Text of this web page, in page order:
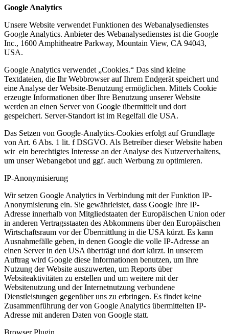
Google Analytics
Unsere Website verwendet Funktionen des Webanalysedienstes
Google Analytics. Anbieter des Webanalysedienstes ist die Google
Inc., 1600 Amphitheatre Parkway, Mountain View, CA 94043,
USA.
Google Analytics verwendet „Cookies.“ Das sind kleine
Textdateien, die Ihr Webbrowser auf Ihrem Endgerät speichert und
eine Analyse der Website-Benutzung ermöglichen. Mittels Cookie
erzeugte Informationen über Ihre Benutzung unserer Website
werden an einen Server von Google übermittelt und dort
gespeichert. Server-Standort ist im Regelfall die USA.
Das Setzen von Google-Analytics-Cookies erfolgt auf Grundlage
von Art. 6 Abs. 1 lit. f DSGVO. Als Betreiber dieser Website haben
wir ein berechtigtes Interesse an der Analyse des Nutzerverhaltens,
um unser Webangebot und ggf. auch Werbung zu optimieren.
IP-Anonymisierung
Wir setzen Google Analytics in Verbindung mit der Funktion IP-
Anonymisierung ein. Sie gewährleistet, dass Google Ihre IP-
Adresse innerhalb von Mitgliedstaaten der Europäischen Union oder
in anderen Vertragsstaaten des Abkommens über den Europäischen
Wirtschaftsraum vor der Übermittlung in die USA kürzt. Es kann
Ausnahmefälle geben, in denen Google die volle IP-Adresse an
einen Server in den USA überträgt und dort kürzt. In unserem
Auftrag wird Google diese Informationen benutzen, um Ihre
Nutzung der Website auszuwerten, um Reports über
Websiteaktivitäten zu erstellen und um weitere mit der
Websitenutzung und der Internetnutzung verbundene
Dienstleistungen gegenüber uns zu erbringen. Es findet keine
Zusammenführung der von Google Analytics übermittelten IP-
Adresse mit anderen Daten von Google statt.
Browser Plugin